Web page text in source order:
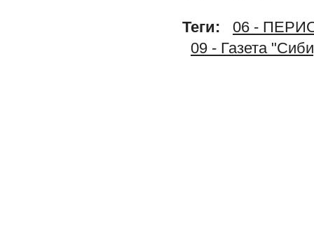
Теги:
06 -
09 - Газета